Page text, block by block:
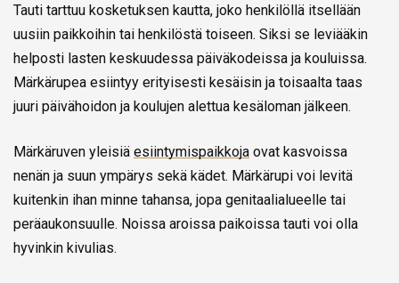
Tauti tarttuu kosketuksen kautta, joko henkilöllä itsellään
uusiin paikkoihin tai henkilöstä toiseen. Siksi se leviääkin
helposti lasten keskuudessa päiväkodeissa ja kouluissa.
Märkärupea esiintyy erityisesti kesäisin ja toisaalta taas
juuri päivähoidon ja koulujen alettua kesäloman jälkeen.
Märkäruven yleisiä esiintymispaikkoja ovat kasvoissa
nenän ja suun ympärys sekä kädet. Märkärupi voi levitä
kuitenkin ihan minne tahansa, jopa genitaalialueelle tai
peräaukonsuulle. Noissa aroissa paikoissa tauti voi olla
hyvinkin kivulias.